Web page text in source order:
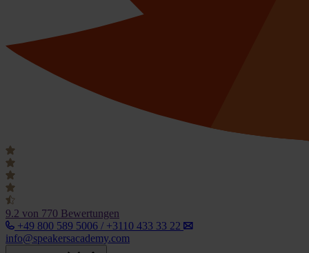
9.2 von 770 Bewertungen
+49 800 589 5006 / +3110 433 33 22
info@speakersacademy.com